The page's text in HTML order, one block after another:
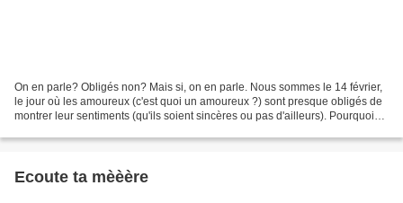
On en parle? Obligés non? Mais si, on en parle. Nous sommes le 14 février,
le jour où les amoureux (c'est quoi un amoureux ?) sont presque obligés de
montrer leur sentiments (qu'ils soient sincères ou pas d'ailleurs). Pourquoi?
Ecoute ta mèèère